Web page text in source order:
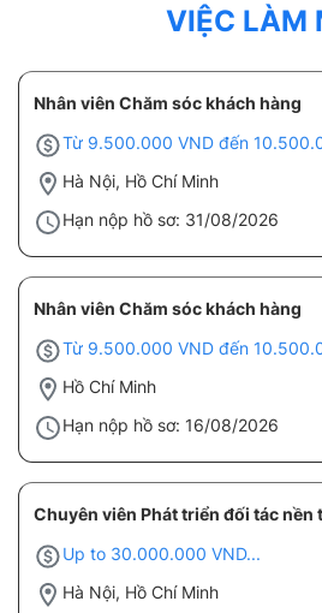
VIỆC LÀM
Nhân viên Chăm sóc khách hàng
Từ 9.500.000 VND đến
Hà Nội, Hồ Chí Minh
Hạn nộp hồ sơ: 31/08/2026
Nhân viên Chăm sóc khách hàng
Từ 9.500.000 VND đến
Hồ Chí Minh
Hạn nộp hồ sơ: 16/08/2026
Chuyên viên Phát triển đối tác nền
Up to 30.000.000 VND...
Hà Nội, Hồ Chí Minh